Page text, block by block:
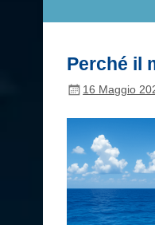
Perché il
16 Maggio